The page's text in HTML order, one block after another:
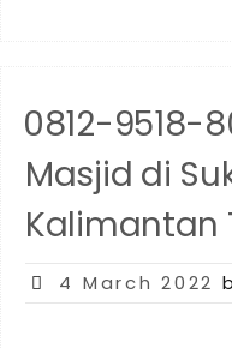
0812-9518-
Masjid di
Kalimantan
Posted
4 March 2022